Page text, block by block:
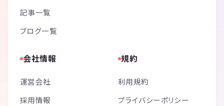
記事一覧
ブログ一覧
会社情報
運営会社
採用情報
規約
利用規約
プライバシーポリシー